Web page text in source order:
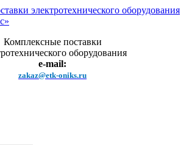
Комплексные поставки
оборудования
e-mail:
zakaz@etk-oniks.ru